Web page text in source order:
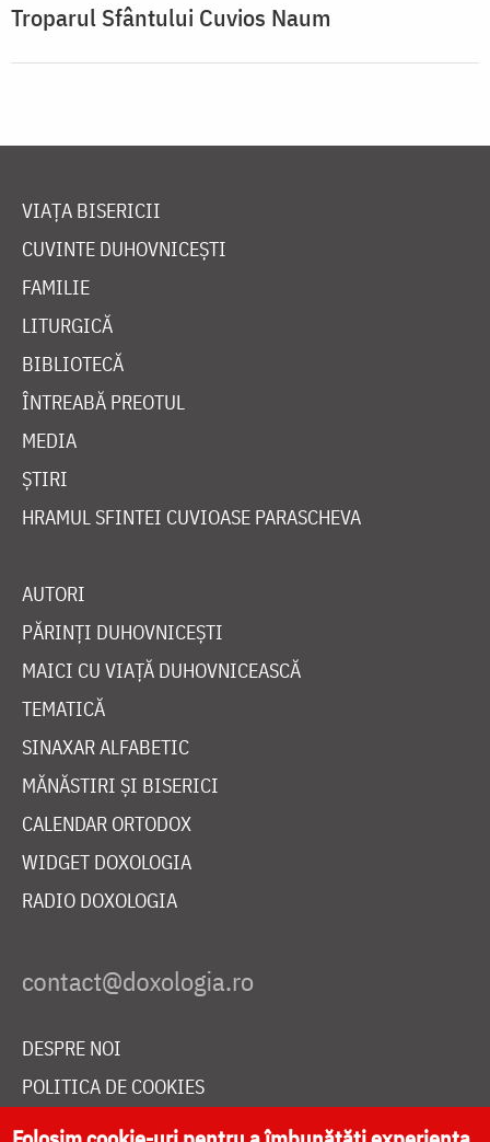
Troparul Sfântului Cuvios Naum
VIAȚA BISERICII
CUVINTE DUHOVNICEȘTI
FAMILIE
LITURGICĂ
BIBLIOTECĂ
ÎNTREABĂ PREOTUL
MEDIA
ȘTIRI
HRAMUL SFINTEI CUVIOASE PARASCHEVA
AUTORI
PĂRINȚI DUHOVNICEȘTI
MAICI CU VIAȚĂ DUHOVNICEASCĂ
TEMATICĂ
SINAXAR ALFABETIC
MĂNĂSTIRI ȘI BISERICI
CALENDAR ORTODOX
WIDGET DOXOLOGIA
RADIO DOXOLOGIA
DESPRE NOI
POLITICA DE COOKIES
DONEAZĂ ONLINE PENTRU CATEDRALA NAȚIONALĂ